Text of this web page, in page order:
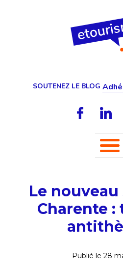
SOUTENEZ LE BLOG
Le nouveau
Charente :
Publié le 28